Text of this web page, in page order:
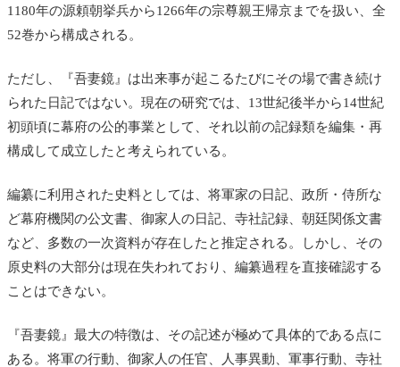
1180年の源頼朝挙兵から1266年の宗尊親王帰京までを扱い、全
52巻から構成される。
ただし、『吾妻鏡』は出来事が起こるたびにその場で書き続け
られた日記ではない。現在の研究では、13世紀後半から14世紀
初頭頃に幕府の公的事業として、それ以前の記録類を編集・再
構成して成立したと考えられている。
編纂に利用された史料としては、将軍家の日記、政所・侍所な
ど幕府機関の公文書、御家人の日記、寺社記録、朝廷関係文書
など、多数の一次資料が存在したと推定される。しかし、その
原史料の大部分は現在失われており、編纂過程を直接確認する
ことはできない。
『吾妻鏡』最大の特徴は、その記述が極めて具体的である点に
ある。将軍の行動、御家人の任官、人事異動、軍事行動、寺社